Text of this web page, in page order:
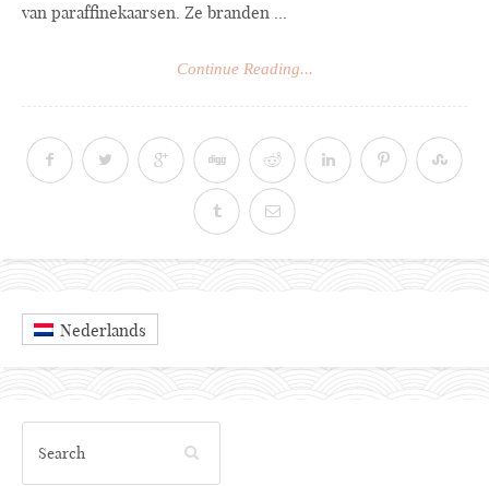
van paraffinekaarsen. Ze branden ...
Continue Reading...
Nederlands